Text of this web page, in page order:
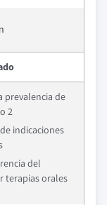
prevalencia de
2
indicaciones
del
terapias orales